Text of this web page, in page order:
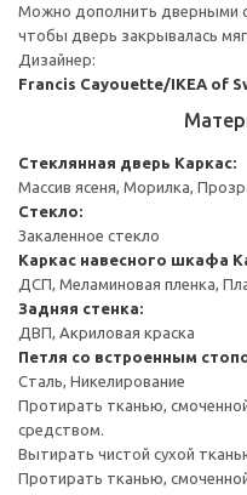
Можно дополнить дверными
чтобы дверь закрывалась
Дизайнер:
Francis Cayouette/IKEA of
Стеклянная дверь Каркас:
Массив ясеня, Морилка,
Стекло:
Закаленное стекло
Каркас навесного шкафа
ДСП, Меламиновая пленка,
Задняя стенка:
ДВП, Акриловая краска
Петля со встроенным
Сталь, Никелирование
Протирать тканью,
средством.
Вытирать чистой сухой
Протирать тканью,